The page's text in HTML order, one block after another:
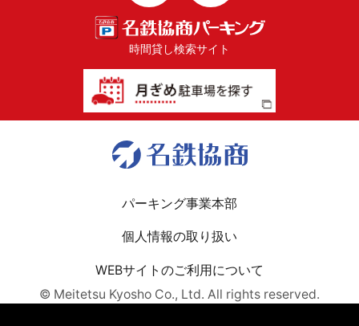
時間貸し検索サイト
パーキング事業本部
個人情報の取り扱い
WEBサイトのご利用について
© Meitetsu Kyosho Co., Ltd. All rights reserved.